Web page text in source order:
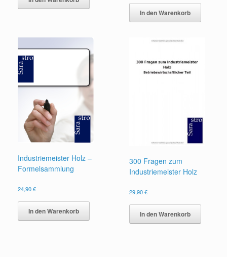
In den Warenkorb
Industriemeister Holz –
Formelsammlung
24,90€
In den Warenkorb
300 Fragen zum
Industriemeister Holz
29,90€
In den Warenkorb